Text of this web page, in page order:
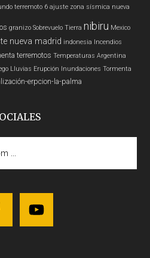
terremoto 6 ajuste zona sísmica nueva
granizo Sobrevuelo Tierra nibiru Mexico
nueva madrid indonesia Incendios
terremotos Temperaturas Argentina
Lluvias Erupción Inundaciones Tormenta
erpcion-la-palma